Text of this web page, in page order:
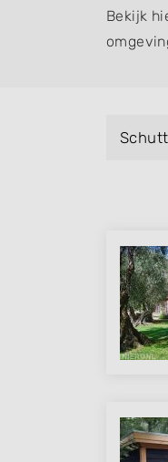
Bekijk